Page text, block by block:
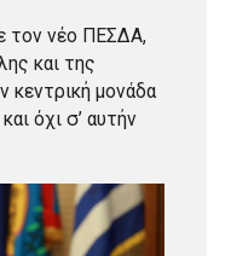
τον νέο ΠΕΣΔΑ,
και της
κεντρική μονάδα
όχι σ’ αυτήν